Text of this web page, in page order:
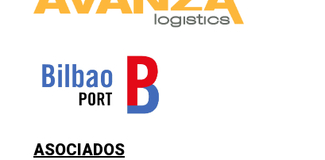
ASOCIADOS